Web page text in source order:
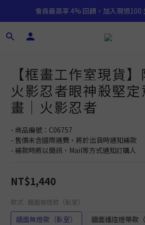
會員最高享 4% 回饋，加入現領100
【框畫工作室現貨
火影忍者眼神殺堅
畫｜火影忍者
- 商品編號：C06757
- 售價未含國際運費，將於出貨時通知補款
- 補款時將以簡訊、Mail等方式通知訂購人
NT$1,440
款式 : 牆面無燈款（臥室）
牆面無燈款（臥室）
牆面遙控燈帶款（